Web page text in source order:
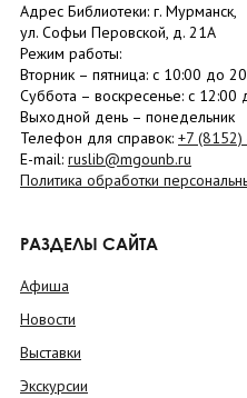
Адрес Библиотеки: г. Мурманск,
ул. Софьи Перовской, д. 21А
Режим работы:
Вторник – пятница: с 10:00 до
Суббота – воскресенье: c 12:00
Выходной день – понедельник
Телефон для справок: +7 (8152)
E-mail: ruslib@mgounb.ru
Политика обработки
РАЗДЕЛЫ САЙТА
Афиша
Новости
Выставки
Экскурсии